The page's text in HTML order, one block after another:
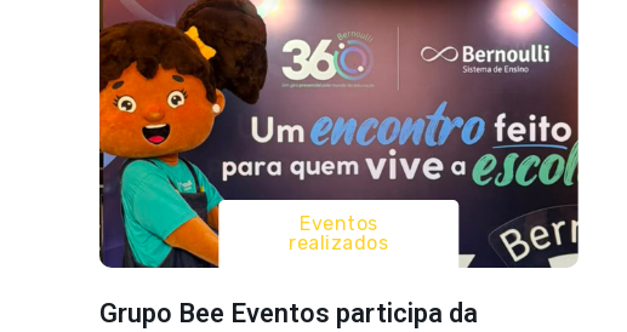
Eventos
realizados
Grupo Bee Eventos participa da